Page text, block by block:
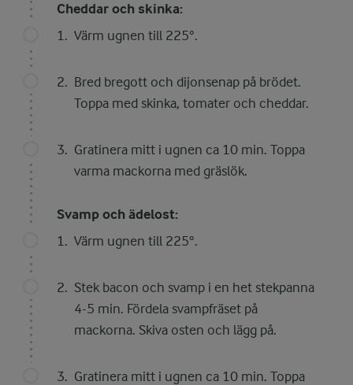
Cheddar och skinka:
Värm ugnen till 225°.
Bred bregott och dijonsenap på brödet.
Toppa med skinka, tomater och cheddar.
Gratinera mitt i ugnen ca 10 min. Toppa
varma mackorna med gräslök.
Svamp och ädelost:
Värm ugnen till 225°.
Stek bacon och svamp i en het stekpanna
4-5 min. Fördela svampfräset på
mackorna. Skiva osten och lägg på.
Gratinera mitt i ugnen ca 10 min. Toppa